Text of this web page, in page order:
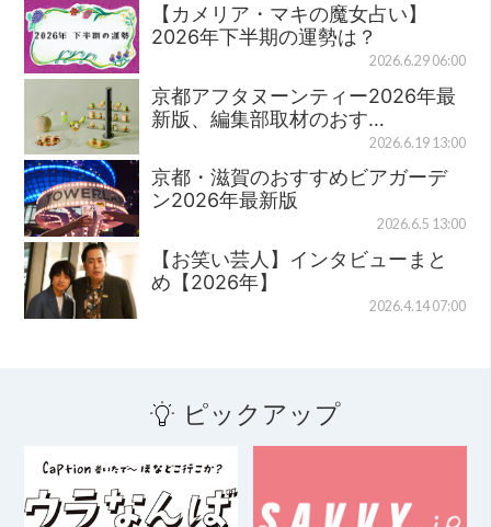
【カメリア・マキの魔女占い】
2026年下半期の運勢は？
2026.6.29 06:00
京都アフタヌーンティー2026年最
新版、編集部取材のおす…
2026.6.19 13:00
京都・滋賀のおすすめビアガーデ
ン2026年最新版
2026.6.5 13:00
【お笑い芸人】インタビューまと
め【2026年】
2026.4.14 07:00
ピックアップ